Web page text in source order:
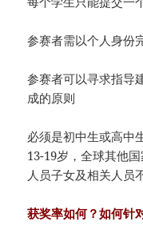
参赛者需以个人身份
参赛者可以寻求指导
成的原则
必须是初中生或高中
13-19岁，全球其他
人员子女及相关人员
获奖率如何？如何针